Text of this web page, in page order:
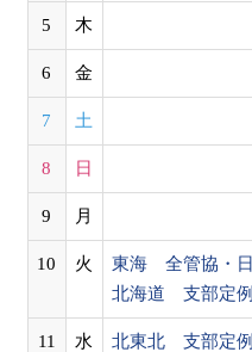
5 木
6 金
7 土
8 日
9 月
10 火
東海 全管協・
北海道 支部定
11 水
北東北 支部定例